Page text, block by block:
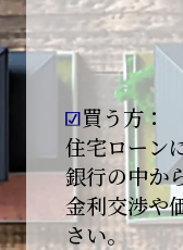
今後とも変わら
う、何卒よろし
2026-01-09
【新年あけまし
本日より始業い
昨年は多くのご
買う方：
住宅ローン
銀行の中か
金利交渉や
さい。